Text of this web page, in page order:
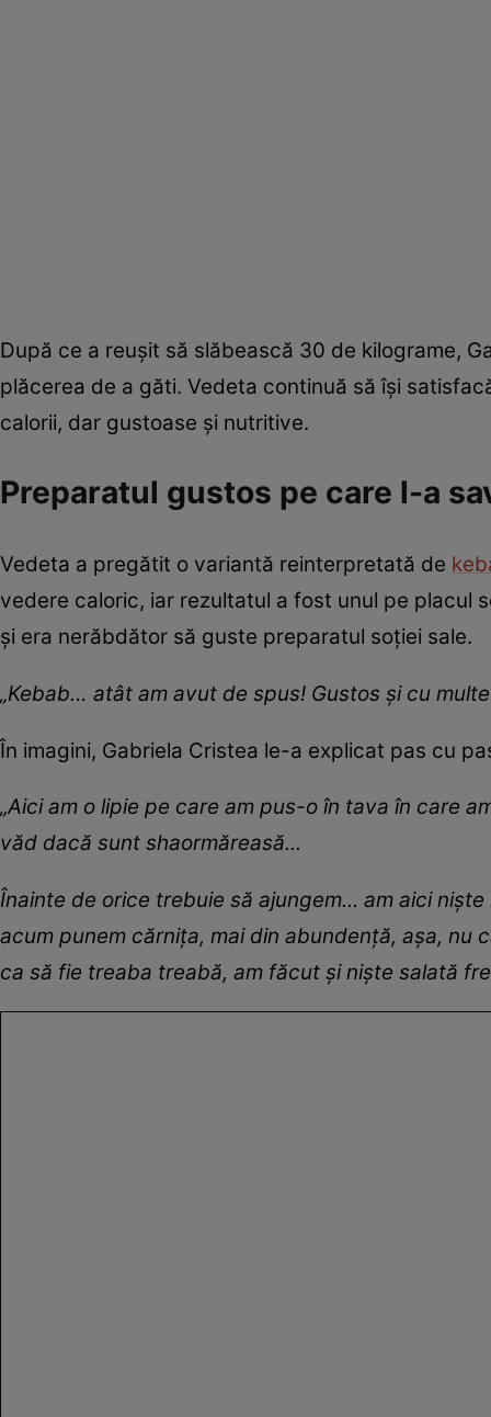
După ce a reușit să slăbească 30 de kilograme,
plăcerea de a găti. Vedeta continuă să își
calorii, dar gustoase și nutritive.
Preparatul gustos pe care l-a
Vedeta a pregătit o variantă reinterpretată de
vedere caloric, iar rezultatul a fost unul pe placul
și era nerăbdător să guste preparatul soției sale.
„Kebab… atât am avut de spus! Gustos și cu
În imagini, Gabriela Cristea le-a explicat pas cu
„Aici am o lipie pe care am pus-o în tava în care
văd dacă sunt shaormăreasă...
Înainte de orice trebuie să ajungem... am aici
acum punem cărnița, mai din abundență, așa, nu
ca să fie treaba treabă, am făcut și niște salată